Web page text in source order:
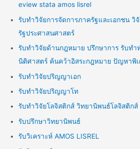
eview stata amos lisrel
รับทำวิจัยการจัดการภาครัฐและเอกชน วิ
รัฐประศาสนศาสตร์
รับทำวิจัยด้านกฎหมาย ปรึกษาการ รับท
นิติศาสตร์ ค้นคว้าอิสระกฎหมาย ปัญหาพิ
รับทำวิจัยปริญญาเอก
รับทำวิจัยปริญญาโท
รับทำวิจัยโลจิสติกส์ วิทยานิพนธ์โลจิสติก
รับปรึกษาวิทยานิพนธ์
รับวิเคราะห์ AMOS LISREL